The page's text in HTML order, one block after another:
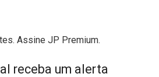
Assine JP Premium.
receba um alerta